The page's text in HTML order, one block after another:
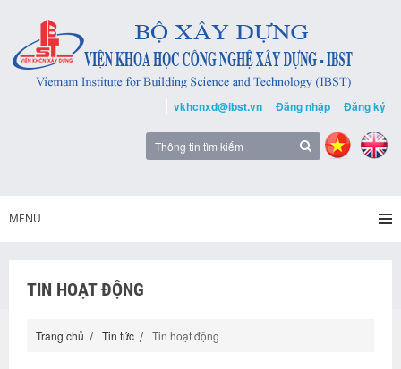
vkhcnxd@ibst.vn Đăng nhập Đăng ký
MENU
TIN HOẠT ĐỘNG
Trang chủ Tin tức Tin hoạt động